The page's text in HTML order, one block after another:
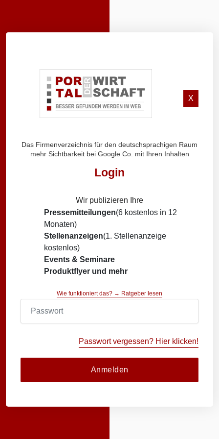
X
Das Firmenverzeichnis für den deutschsprachigen Raum
mehr Sichtbarkeit bei Google Co. mit Ihren Inhalten
Login
Wir publizieren Ihre
Pressemitteilungen(6 kostenlos in 12
Monaten)
Stellenanzeigen(1. Stellenanzeige
kostenlos)
Events & Seminare
Produktflyer und mehr
Wie funktioniert das? → Ratgeber lesen
Passwort vergessen? Hier klicken!
Anmelden